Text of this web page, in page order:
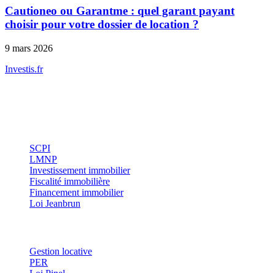
Cautioneo ou Garantme : quel garant payant
choisir pour votre dossier de location ?
9 mars 2026
Investis.fr
SCPI
LMNP
Investissement immobilier
Fiscalité immobilière
Financement immobilier
Loi Jeanbrun
Gestion locative
PER